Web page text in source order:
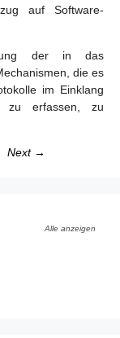
auf Software-
der in das
die es
im Einklang
zu erfassen, zu
Next →
Alle anzeigen